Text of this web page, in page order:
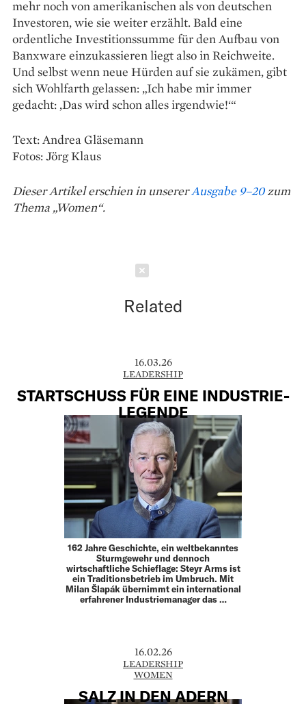
mehr noch von amerikanischen als von deutschen
Investoren, wie sie weiter erzählt. Bald eine
ordentliche Investitionssumme für den Aufbau von
Banxware einzukassieren liegt also in Reichweite.
Und selbst wenn neue Hürden auf sie zukämen, gibt
sich Wohlfarth gelassen: „Ich habe mir immer
gedacht: ‚Das wird schon alles irgendwie!‘“
Text: Andrea Gläsemann
Fotos: Jörg Klaus
Dieser Artikel erschien in unsererAusgabe 9–20zum
Thema „Women“.
Related
16.03.26
LEADERSHIP
STARTSCHUSS FÜR EINE INDUSTRIE-
LEGENDE
162 Jahre Geschichte, ein weltbekanntes
Sturmgewehr und dennoch
wirtschaftliche Schieflage: Steyr Arms ist
ein Traditionsbetrieb im Umbruch. Mit
Milan Šlapák übernimmt ein international
erfahrener Industriemanager das …
16.02.26
LEADERSHIP
WOMEN
SALZ IN DEN ADERN